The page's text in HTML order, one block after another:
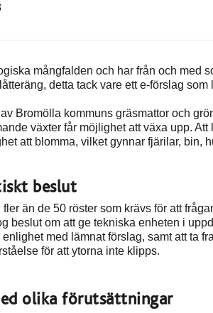
mångfalden och har från och med
detta tack vare ett e-förslag
Bromölla kommuns gräsmattor och
växter får möjlighet att växa upp.
att blomma, vilket gynnar fjärilar, bin,
beslut
än de 50 röster som krävs för att
beslut om att ge tekniska enheten i
med lämnat förslag, samt att ta
för att ytorna inte klipps.
olika förutsättningar